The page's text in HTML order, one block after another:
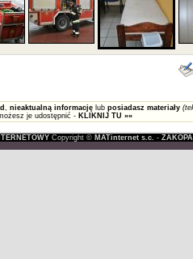
, nieaktualną informacjęlub posiadasz materiały
je udostępnić - KLIKNIJ TU »»
Copyright © MATinternet s.c. -